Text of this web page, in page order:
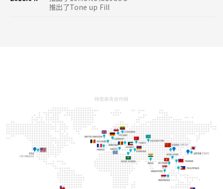
推出了Tone up Fill